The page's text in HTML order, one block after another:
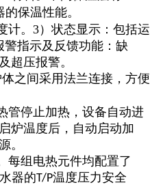
保温性能。
计。3）状态显示：包括运
指示及反馈功能：缺
超压报警。
之间采用法兰连接，方便
管停止加热，设备自动进
炉温度后，自动启动加
。
每组电热元件均配置了
器的T/P温度压力安全